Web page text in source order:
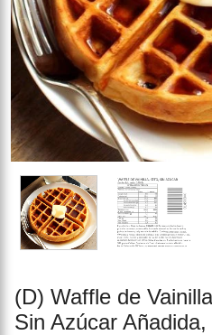
(D) Waffle de
Sin Azúcar